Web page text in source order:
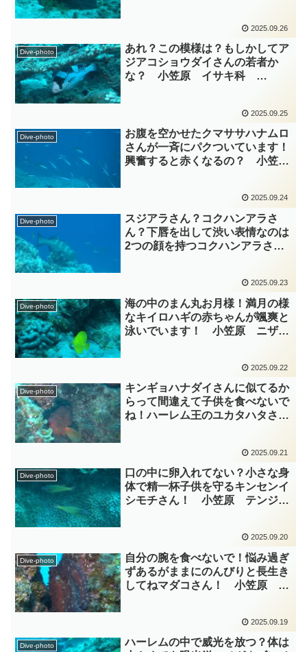
2025.09.26
Dive-photo
あれ？この模様は？もしかしてア
ジアコショウダイさんの若者か
な？ 小笠原 イサキ科
2025.09.25
Dive-photo
お腹を空かせたクマササハナムロ
さんが一斉にパクついています！
興奮すると赤くなるの？ 小笠
2025.09.24
Dive-photo
スジアラさん？コクハンアラさ
ん？下唇を出して渋い表情なのは
2つの顔を持つコクハンアラさ
2025.09.23
Dive-photo
海の中のまん丸お月様！満月の様
なキイロハギの赤ちゃんが颯爽と
泳いでいます！ 小笠原 ニザダ
2025.09.22
Dive-photo
キンギョハナダイさんに似てるか
らって間違えて子供を食べないで
ね！ハーレム王のユカタハタさ
2025.09.21
Dive-photo
口の中に卵入れてない？小さな身
体で精一杯子供を守るキンセンイ
シモチさん！ 小笠原 テンジク
2025.09.20
Dive-photo
自分の腕を食べないで！悩み過ぎ
ずあるがままにのんびりと長生き
してねマダコさん！ 小笠原 そ
2025.09.19
Dive-photo
ハーレムの中で威光を放つ？体は